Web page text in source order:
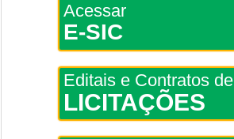
Acessar
E-SIC
Editais e Contratos de
LICITAÇÕES